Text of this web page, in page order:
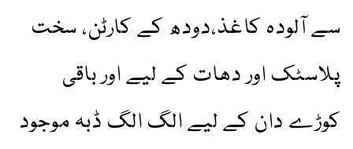
سے آلودہ کاغذ،دودھ کے کارٹن، سخت
پلاسٹک اور دھات کے لیے اور باقی
کوڑے دان کے لیے الگ الگ ڈبہ موجود